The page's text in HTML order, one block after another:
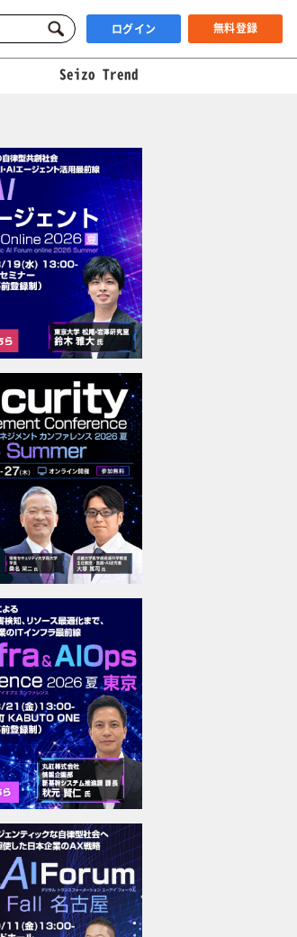
ログイン 無料登録
Seizo Trend